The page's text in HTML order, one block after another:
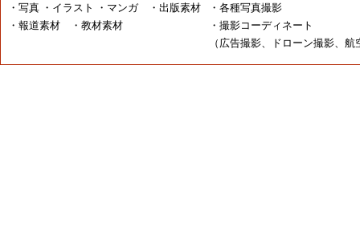
・写真 ・イラスト ・マンガ ・出版素材
・報道素材 ・教材素材
・各種写真撮影
・撮影コーディネート
（広告撮影、ドローン撮影、航